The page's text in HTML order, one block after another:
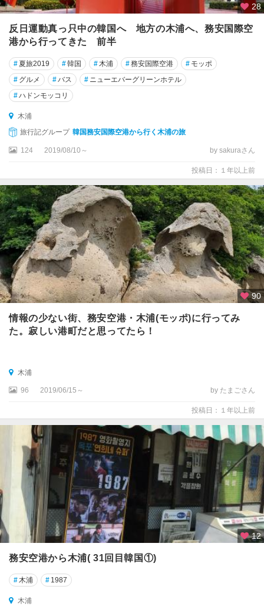
28
反日運動真っ只中の韓国へ 地方の木浦へ、務安国際空
港から行ってきた 前半
#夏旅2019 #韓国 #木浦 #務安国際空港 # モッポ
# グルメ #バス # ニューエバーグリーンホテル
#ハドンモッコリ
木浦
旅行記グループ 韓国務安国際空港から行く木浦の旅
124 2019/08/10～ by sakuraさん
投稿日：１年以上前
90
情報の少ない街、務安空港・木浦(モッポ)に行ってみ
た。寂しい港町だと思ってたら！
木浦
96 2019/06/15～ by たまごさん
投稿日：１年以上前
12
務安空港から木浦( 31回目韓国①)
#木浦 # 1987
木浦